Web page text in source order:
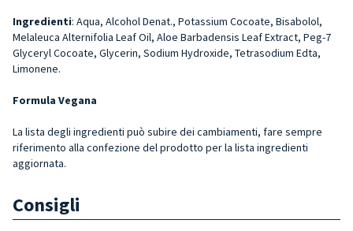
Ingredienti: Aqua, Alcohol Denat., Potassium Cocoate, Bisabolol,
Melaleuca Alternifolia Leaf Oil, Aloe Barbadensis Leaf Extract, Peg-7
Glyceryl Cocoate, Glycerin, Sodium Hydroxide, Tetrasodium Edta,
Limonene.
Formula Vegana
La lista degli ingredienti può subire dei cambiamenti, fare sempre
riferimento alla confezione del prodotto per la lista ingredienti
aggiornata.
Consigli